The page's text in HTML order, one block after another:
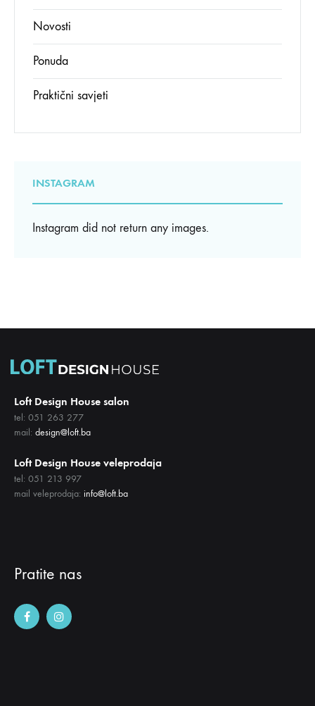
Novosti
Ponuda
Praktični savjeti
INSTAGRAM
Instagram did not return any images.
Loft Design House salon
tel: 051 263 277
mail: design@loft.ba
Loft Design House veleprodaja
tel: 051 213 997
mail veleprodaja: info@loft.ba
Pratite nas